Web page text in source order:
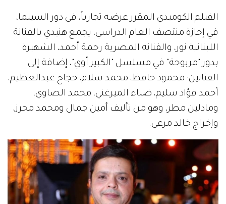
الفيلم الكوميدي المقرر عرضه تجارياً، في دور السينما،
في إجازة منتصف العام الدراسي، يجمع هنيدي بالفنانة
اللبنانية نور، والفنانة المصرية رحمة أحمد، الشهيرة
بدور "مربوحة" في مسلسل "الكبير أوي"، إضافة إلى
الفنانين: محمود حافظ، محمد سلام، حجاج عبدالعظيم،
أحمد فؤاد سليم، ضياء الميرغني، محمد الصاوي،
ومادلين مطر، وهو من تأليف أمين جمال ومحمد محرز،
وإخراج خالد مرعي.